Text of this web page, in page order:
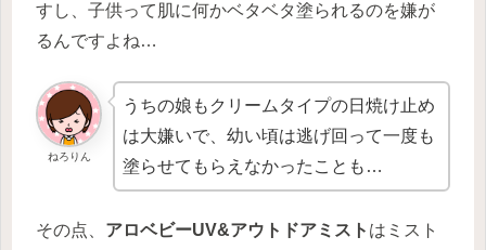
すし、子供って肌に何かベタベタ塗られるのを嫌が
るんですよね…
ねろりん
うちの娘もクリームタイプの日焼け止め
は大嫌いで、幼い頃は逃げ回って一度も
塗らせてもらえなかったことも…
その点、 アロベビーUV&アウトドアミスト はミスト